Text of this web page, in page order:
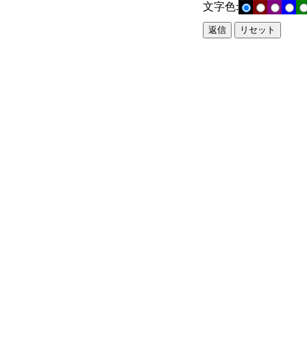
文字色: